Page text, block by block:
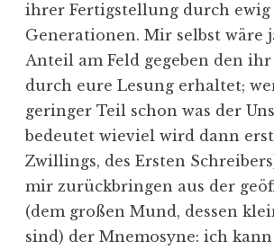
ihrer Fertigstellung durch ewig
Generationen. Mir selbst wäre
Anteil am Feld gegeben den
durch eure Lesung erhaltet;
geringer Teil schon was der
bedeutet wieviel wird dann
Zwillings, des Ersten
mir zurückbringen aus der
(dem großen Mund, dessen
sind) der Mnemosyne: ich